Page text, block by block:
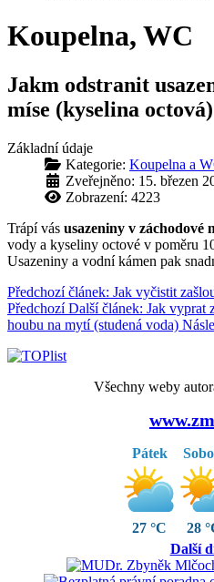
Koupelna, WC
Jakm odstranit
míse (kyselina octová)
Základní údaje
Kategorie: Koupelna a
Zveřejněno: 15. březen
Zobrazení: 4223
Trápí vás usazeniny v záchodové
vody a kyseliny octové v poměru
Usazeniny a vodní kámen pak
Předchozí článek: Jak vyčistit
Předchozí Další článek: Jak vyprat
houbu na mytí (studená voda)
Všechny weby
Pátek
27 °C 28
Další